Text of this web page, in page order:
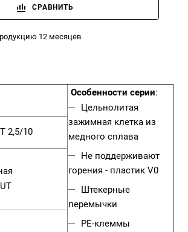
СРАВНИТЬ
12 месяцев
Особенности серии:
Цельнолитая
зажимная клетка из
медного сплава
Не поддерживают
горения - пластик V0
Штекерные
перемычки
PE-клеммы
2,5/10